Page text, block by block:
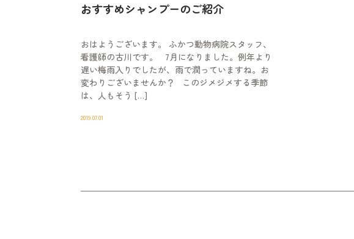
おすすめシャンプーのご紹介
おはようございます。 ふかつ動物病院スタッフ、
看護師の古川です。 7月になりました。例年より
遅い梅雨入りでしたが、雨で潤っていますね。お
変わりございませんか？ このジメジメする季節
は、人もそう […]
2019.07.01